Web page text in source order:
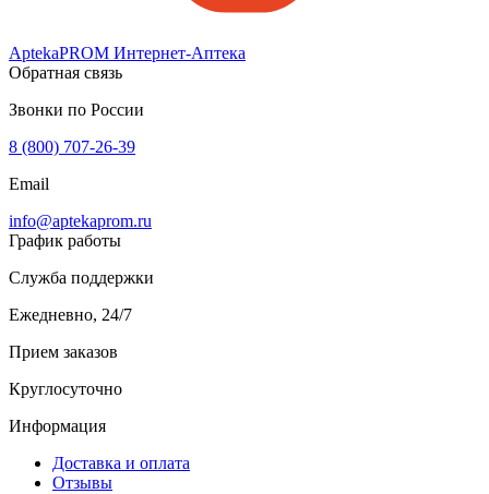
AptekaPROM Интернет-Аптека
Обратная связь
Звонки по России
8 (800) 707-26-39
Email
info@aptekaprom.ru
График работы
Служба поддержки
Ежедневно, 24/7
Прием заказов
Круглосуточно
Информация
Доставка и оплата
Отзывы